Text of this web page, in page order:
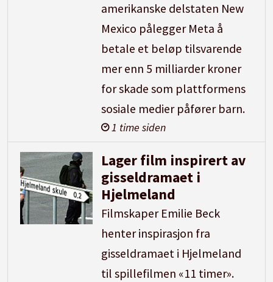
amerikanske delstaten New
Mexico pålegger Meta å
betale et beløp tilsvarende
mer enn 5 milliarder kroner
for skade som plattformens
sosiale medier påfører barn.
1 time siden
Lager film inspirert av
gisseldramaet i
Hjelmeland
Filmskaper Emilie Beck
henter inspirasjon fra
gisseldramaet i Hjelmeland
til spillefilmen «11 timer».